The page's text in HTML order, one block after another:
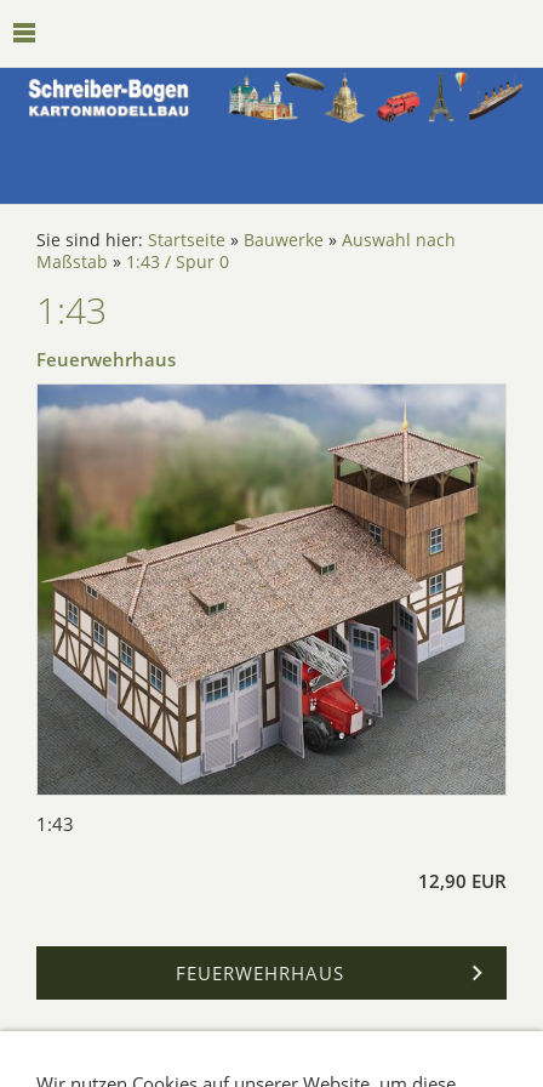
Sie sind hier: Startseite » Bauwerke » Auswahl nach
Maßstab » 1:43 / Spur 0
1:43
Feuerwehrhaus
1:43
12,90 EUR
FEUERWEHRHAUS